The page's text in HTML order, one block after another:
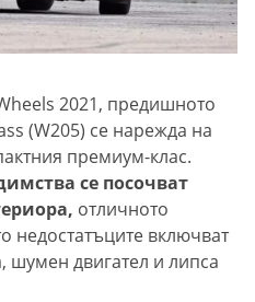
2021, предишното
(W205) се нарежда на
премиум-клас.
се посочват
отличното
недостатъците включват
шумен двигател и липса